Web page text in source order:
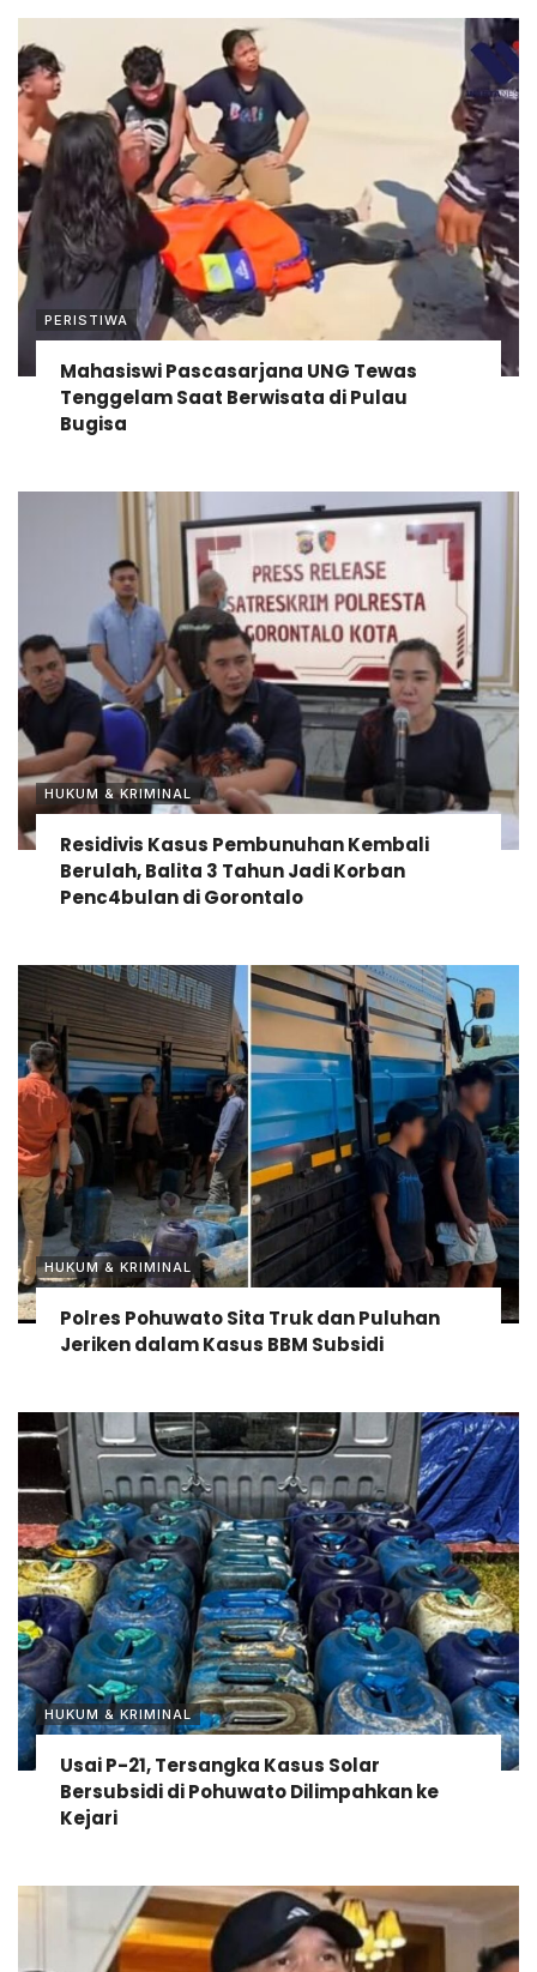
PERISTIWA
Mahasiswi Pascasarjana UNG Tewas
Tenggelam Saat Berwisata di Pulau
Bugisa
HUKUM & KRIMINAL
Residivis Kasus Pembunuhan Kembali
Berulah, Balita 3 Tahun Jadi Korban
Penc4bulan di Gorontalo
HUKUM & KRIMINAL
Polres Pohuwato Sita Truk dan Puluhan
Jeriken dalam Kasus BBM Subsidi
HUKUM & KRIMINAL
Usai P-21, Tersangka Kasus Solar
Bersubsidi di Pohuwato Dilimpahkan ke
Kejari